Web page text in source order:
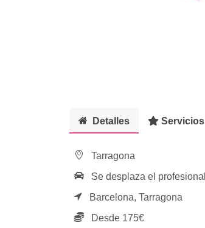
Detalles Servicios
Tarragona
Se desplaza el profesional
Barcelona, Tarragona
Desde 175€